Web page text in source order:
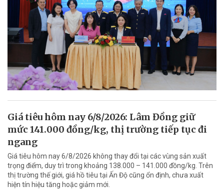
Giá tiêu hôm nay 6/8/2026: Lâm Đồng giữ
mức 141.000 đồng/kg, thị trường tiếp tục đi
ngang
Giá tiêu hôm nay 6/8/2026 không thay đổi tại các vùng sản xuất
trọng điểm, duy trì trong khoảng 138.000 – 141.000 đồng/kg. Trên
thị trường thế giới, giá hồ tiêu tại Ấn Độ cũng ổn định, chưa xuất
hiện tín hiệu tăng hoặc giảm mới.